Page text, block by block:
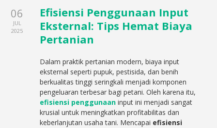
06
JUL
2025
Efisiensi Penggunaan Input
Eksternal: Tips Hemat Biaya
Pertanian
Dalam praktik pertanian modern, biaya input
eksternal seperti pupuk, pestisida, dan benih
berkualitas tinggi seringkali menjadi komponen
pengeluaran terbesar bagi petani. Oleh karena itu,
efisiensi penggunaan input ini menjadi sangat
krusial untuk meningkatkan profitabilitas dan
keberlanjutan usaha tani. Mencapai efisiensi